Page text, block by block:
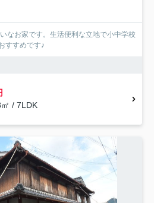
なお家です。生活便利な立地で小中学校
すすめです♪
/ 7LDK